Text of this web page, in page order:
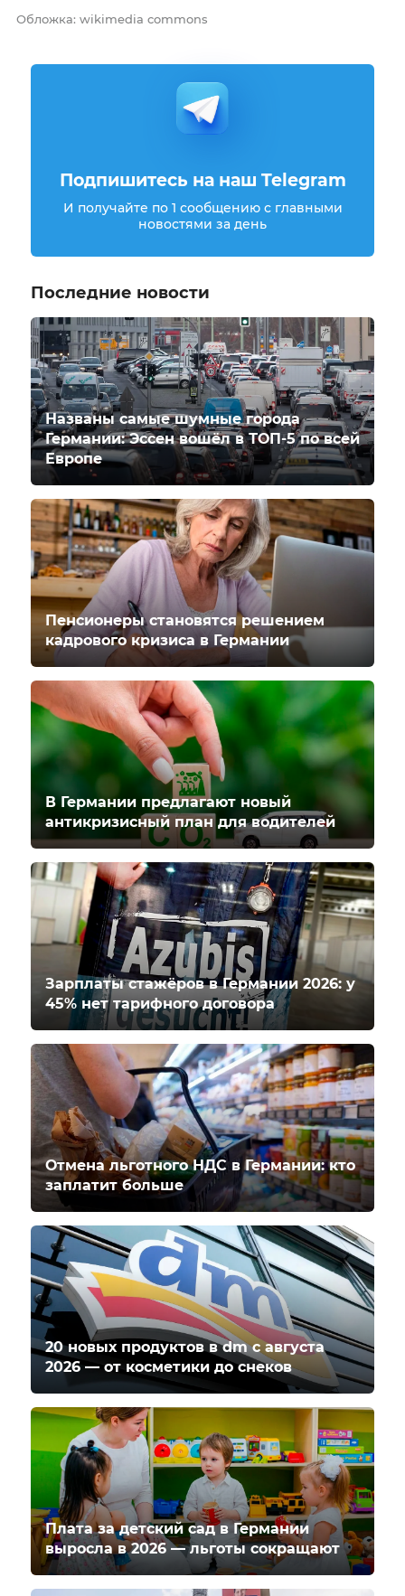
Обложка: wikimedia commons
Подпишитесь на наш Telegram
И получайте по 1 сообщению с главными
новостями за день
Последние новости
Названы самые шумные города
Германии: Эссен вошёл в ТОП-5 по всей
Европе
Пенсионеры становятся решением
кадрового кризиса в Германии
В Германии предлагают новый
антикризисный план для водителей
Зарплаты стажёров в Германии 2026: у
45% нет тарифного договора
Отмена льготного НДС в Германии: кто
заплатит больше
20 новых продуктов в dm с августа
2026 — от косметики до снеков
Плата за детский сад в Германии
выросла в 2026 — льготы сокращают